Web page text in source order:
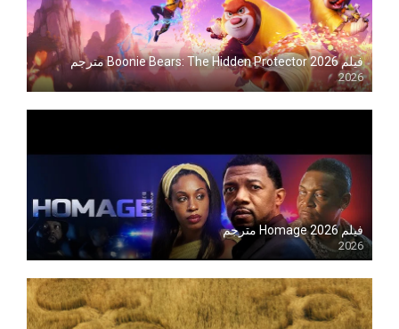
فيلم Boonie Bears: The Hidden Protector 2026 مترجم
2026
Blu-ray
فيلم Homage 2026 مترجم
2026
Blu-ray